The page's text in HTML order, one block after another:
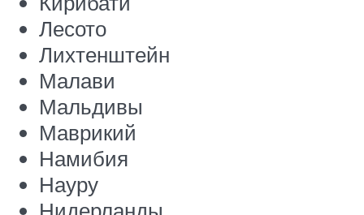
Лесото
Лихтенштейн
Малави
Мальдивы
Маврикий
Намибия
Науру